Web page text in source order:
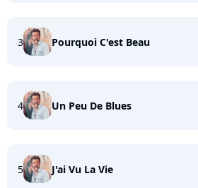
3 Pourquoi C'est Beau
4 Un Peu De Blues
5 J'ai Vu La Vie